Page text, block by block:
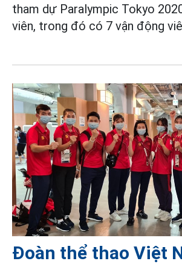
tham dự Paralympic Tokyo
viên, trong đó có 7 vận động
Đoàn thể thao Việt